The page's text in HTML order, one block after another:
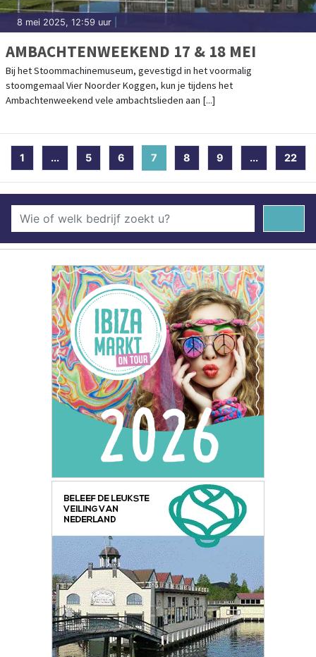
8 mei 2025, 12:59 uur
AMBACHTENWEEKEND 17 & 18 MEI
Bij het Stoommachinemuseum, gevestigd in het voormalig
stoomgemaal Vier Noorder Koggen, kun je tijdens het
Ambachtenweekend vele ambachtslieden aan [...]
1 ... 5 6 7 (current)
8 9 ... 22